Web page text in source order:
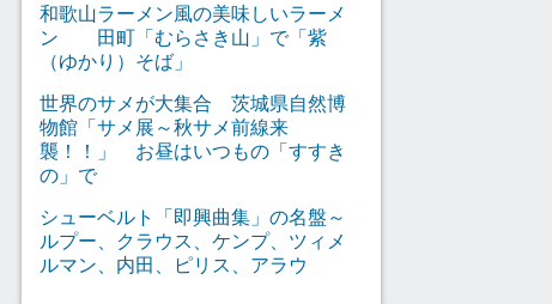
和歌山ラーメン風の美味しいラーメ
ン 田町「むらさき山」で「紫
（ゆかり）そば」
世界のサメが大集合 茨城県自然博
物館「サメ展～秋サメ前線来
襲！！」 お昼はいつもの「すすき
の」で
シューベルト「即興曲集」の名盤～
ルプー、クラウス、ケンプ、ツィメ
ルマン、内田、ピリス、アラウ